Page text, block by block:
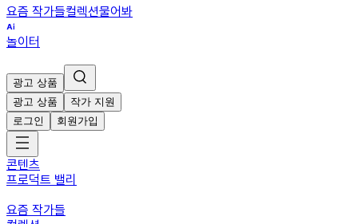
요즘 작가들컬렉션물어봐
놀이터
광고 상품
광고 상품
작가 지원
로그인
회원가입
콘텐츠
프로덕트 밸리
요즘 작가들